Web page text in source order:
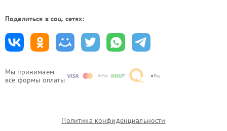
Мы принимаем
все формы оплаты
Поделиться в соц. сетях:
Политика конфиденциальности